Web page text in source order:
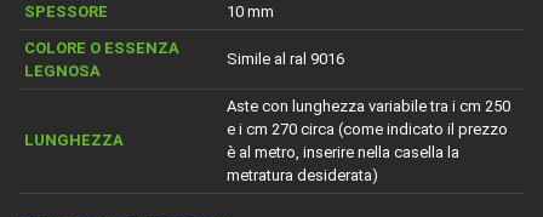
SPESSORE
10 mm
COLORE O ESSENZA
LEGNOSA
Simile al ral 9016
LUNGHEZZA
Aste con lunghezza variabile tra i cm 250
e i cm 270 circa (come indicato il prezzo
è al metro, inserire nella casella la
metratura desiderata)